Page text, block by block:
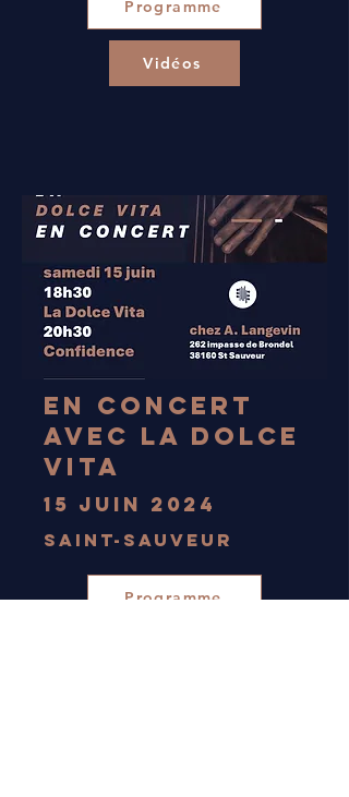
Programme
Vidéos
En concert
avec la Dolce
vita
15 juin 2024
Saint-Sauveur
Programme